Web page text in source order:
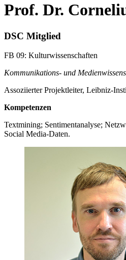
Prof. Dr.
DSC Mitglied
FB 09: Kulturwissenschaften
Kommunikations- und
Assoziierter Projektleiter, Leibniz-
Kompetenzen
Textmining; Sentimentanalyse;
Social Media-Daten.